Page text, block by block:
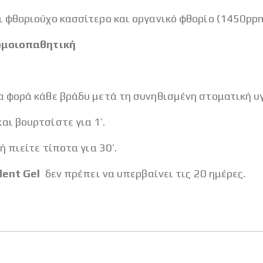
φθοριούχο κασσίτερο και οργανικό φθορίο
φορά κάθε βράδυ μετά τη συνηθισμένη στοματική
βουρτσίστε για 1’.
τίποτα για 30’.
Gel δεν πρέπει να υπερβαίνει τις 20 ημέρες.